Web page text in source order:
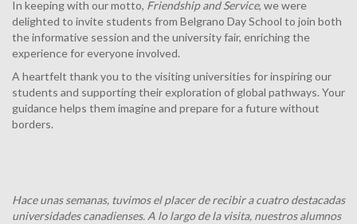
In keeping with our motto, Friendship and Service, we were
delighted to invite students from Belgrano Day School to join both
the informative session and the university fair, enriching the
experience for everyone involved.
A heartfelt thank you to the visiting universities for inspiring our
students and supporting their exploration of global pathways. Your
guidance helps them imagine and prepare for a future without
borders.
Hace unas semanas, tuvimos el placer de recibir a cuatro destacadas
universidades canadienses. A lo largo de la visita, nuestros alumnos